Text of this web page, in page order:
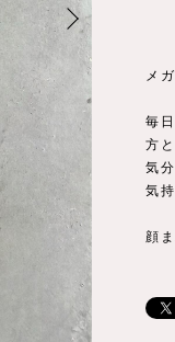
メ
毎
方
気
気
顔